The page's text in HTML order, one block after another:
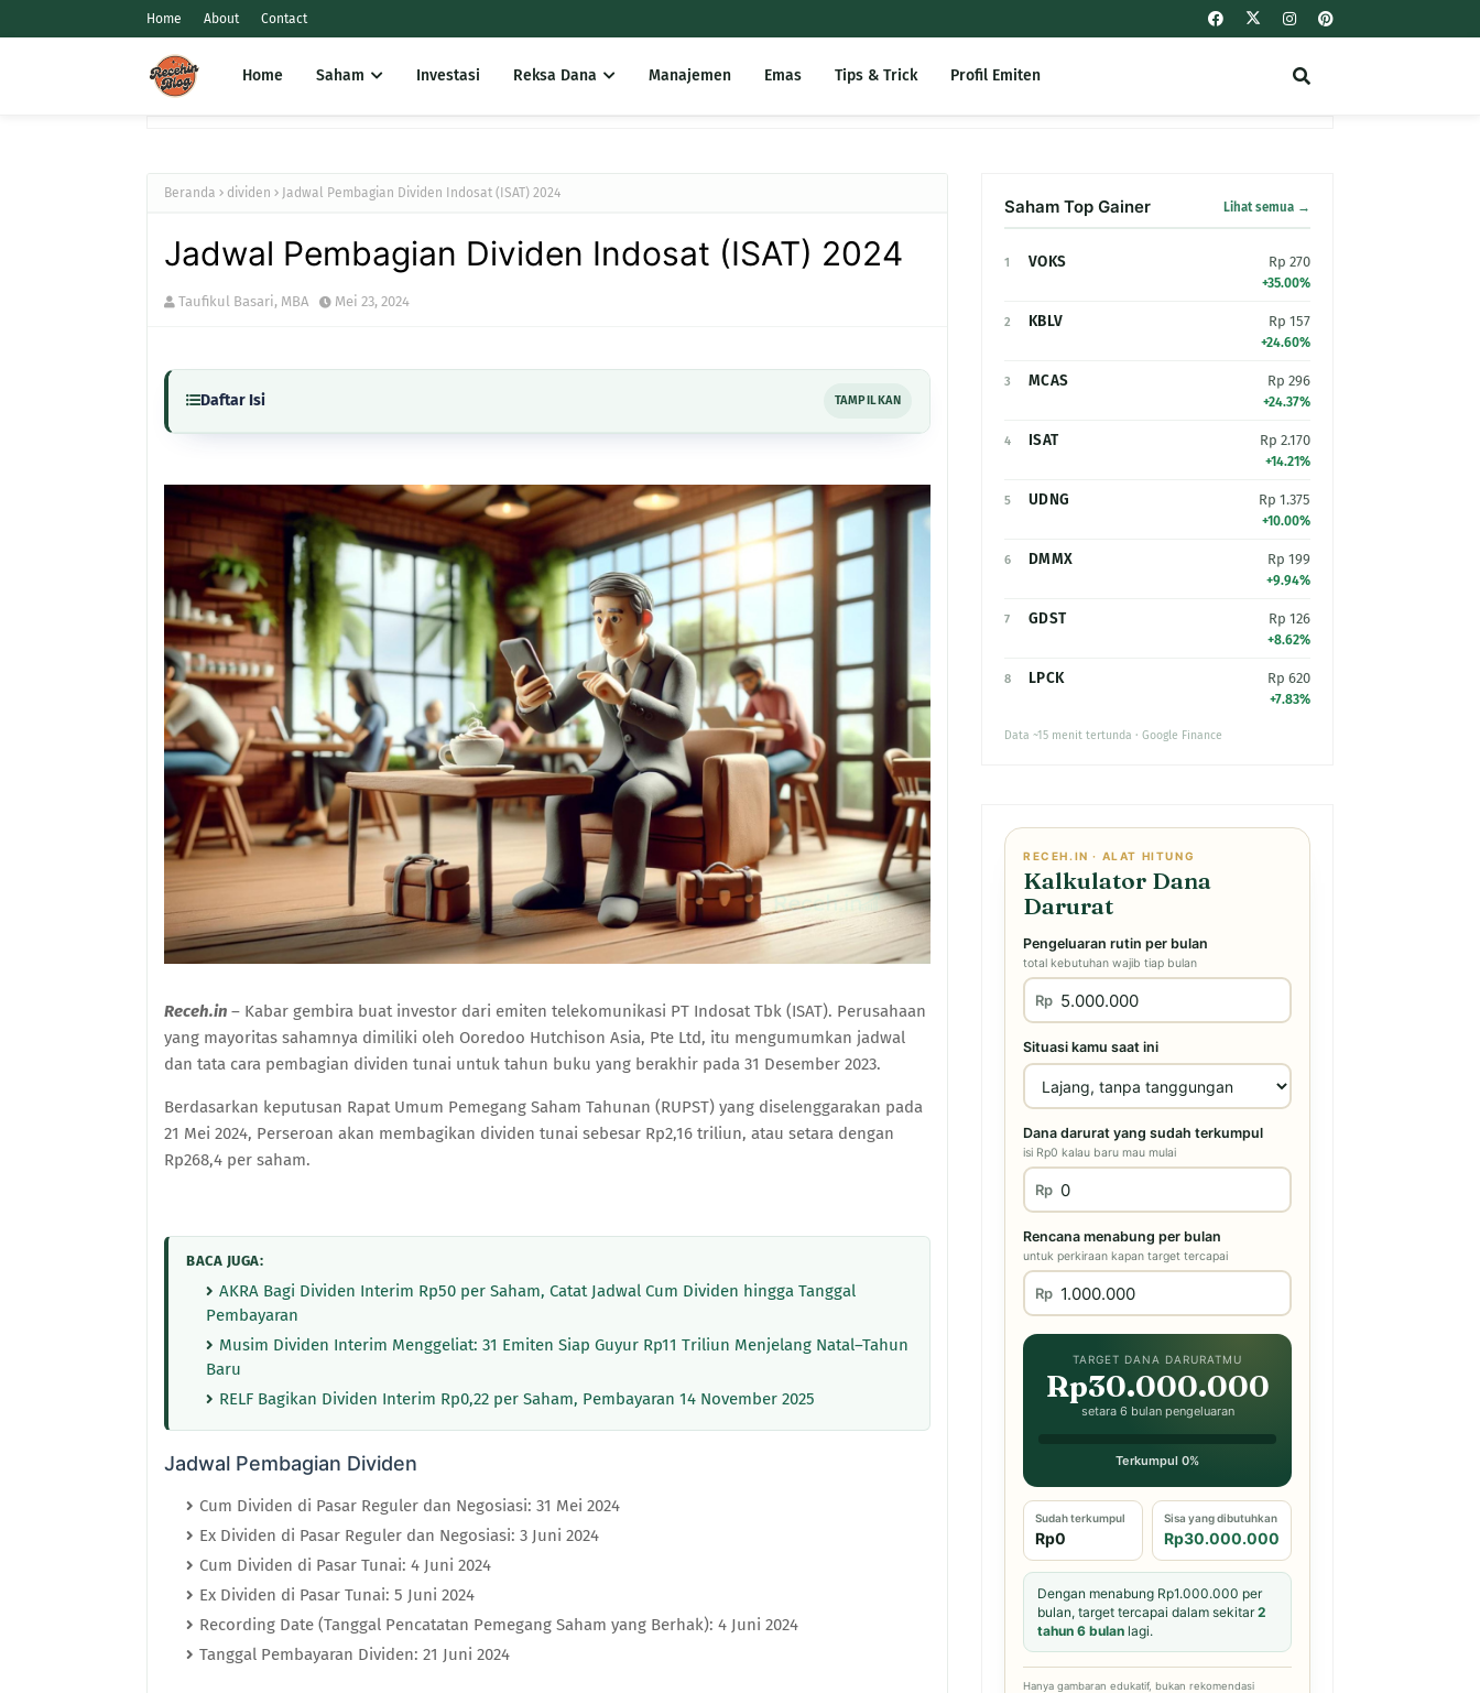
Home About Contact
Home Saham Investasi Reksa Dana Manajemen Emas Tips & Trick Profil Emiten
Beranda dividen Jadwal Pembagian Dividen Indosat (ISAT) 2024
Jadwal Pembagian Dividen Indosat (ISAT) 2024
Taufikul Basari, MBA Mei 23, 2024
Daftar Isi TAMPILKAN
Receh.in – Kabar gembira buat investor dari emiten telekomunikasi PT Indosat Tbk (ISAT). Perusahaan
yang mayoritas sahamnya dimiliki oleh Ooredoo Hutchison Asia, Pte Ltd, itu mengumumkan jadwal
dan tata cara pembagian dividen tunai untuk tahun buku yang berakhir pada 31 Desember 2023.
Berdasarkan keputusan Rapat Umum Pemegang Saham Tahunan (RUPST) yang diselenggarakan pada
21 Mei 2024, Perseroan akan membagikan dividen tunai sebesar Rp2,16 triliun, atau setara dengan
Rp268,4 per saham.
BACA JUGA:
AKRA Bagi Dividen Interim Rp50 per Saham, Catat Jadwal Cum Dividen hingga Tanggal
Pembayaran
Musim Dividen Interim Menggeliat: 31 Emiten Siap Guyur Rp11 Triliun Menjelang Natal–Tahun
Baru
RELF Bagikan Dividen Interim Rp0,22 per Saham, Pembayaran 14 November 2025
Jadwal Pembagian Dividen
Cum Dividen di Pasar Reguler dan Negosiasi: 31 Mei 2024
Ex Dividen di Pasar Reguler dan Negosiasi: 3 Juni 2024
Cum Dividen di Pasar Tunai: 4 Juni 2024
Ex Dividen di Pasar Tunai: 5 Juni 2024
Recording Date (Tanggal Pencatatan Pemegang Saham yang Berhak): 4 Juni 2024
Tanggal Pembayaran Dividen: 21 Juni 2024
Saham Top Gainer Lihat semua →
1 VOKS Rp 270
+35.00%
2 KBLV Rp 157
+24.60%
3 MCAS Rp 296
+24.37%
4 ISAT Rp 2.170
+14.21%
5 UDNG Rp 1.375
+10.00%
6 DMMX Rp 199
+9.94%
7 GDST Rp 126
+8.62%
8 LPCK Rp 620
+7.83%
Data ~15 menit tertunda · Google Finance
RECEH.IN · ALAT HITUNG
Kalkulator Dana
Darurat
Pengeluaran rutin per bulan
total kebutuhan wajib tiap bulan
Rp
Situasi kamu saat ini
Dana darurat yang sudah terkumpul
isi Rp0 kalau baru mau mulai
Rp
Rencana menabung per bulan
untuk perkiraan kapan target tercapai
Rp
TARGET DANA DARURATMU
Rp30.000.000
setara 6 bulan pengeluaran
Terkumpul 0%
Sudah terkumpul
Rp0
Sisa yang dibutuhkan
Rp30.000.000
Dengan menabung Rp1.000.000 per
bulan, target tercapai dalam sekitar2
tahun 6 bulan lagi.
Hanya gambaran edukatif, bukan rekomendasi